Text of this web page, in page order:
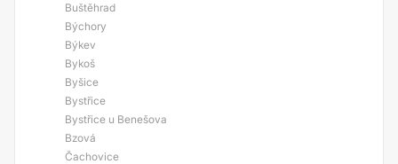
Buštěhrad
Býchory
Býkev
Bykoš
Byšice
Bystřice
Bystřice u Benešova
Bzová
Čachovice